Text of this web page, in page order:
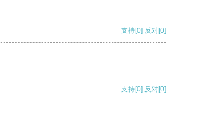
支持[0] 反对[0]
支持[0] 反对[0]